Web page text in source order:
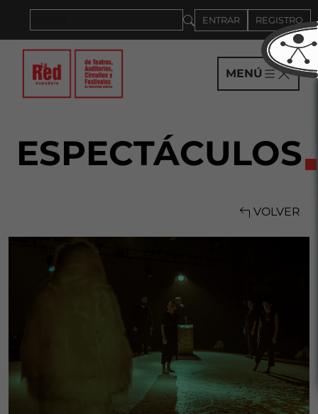
ENTRAR REGISTRO
MENÚ
ESPECTÁCULOS
VOLVER